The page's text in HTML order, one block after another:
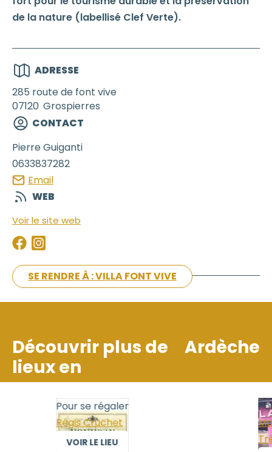
de la nature (labellisé Clef Verte).
ADRESSE
285 route de font vive
07120 Grospierres
CONTACT
PierreGuiganti
0633837282
Email
WEB
Voir le site web
SE RENDRE À : VILLA FONT VIVE
Découvrir plus de
lieux en
Ardèche
Pour se régaler
Régis Cruchet
VOIR LE LIEU